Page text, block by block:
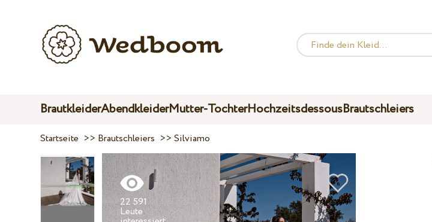
BrautkleiderAbendkleiderMutter-TochterHochzeitsdessousBrautschleiers
Startseite >> Brautschleiers >>Silviamo
22 591
Leute